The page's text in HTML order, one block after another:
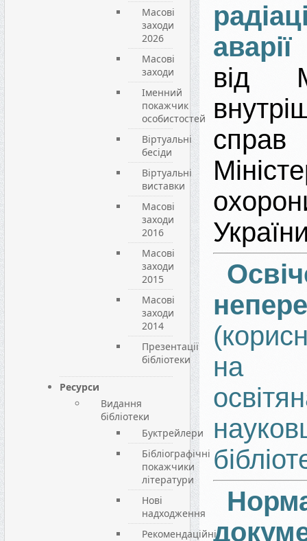
Масові
заходи
2026
Масові
заходи
Іменний
покажчик
особистостей
Віртуальні
бесіди
Віртуальні
виставки
Масові
заходи
2016
Масові
заходи
2015
Масові
заходи
2014
Презентації
бібліотеки
Ресурси
Видання
бібліотеки
Буктрейлери
Бібліографічні
покажчики
літератури
Нові
надходження
Рекомендаційні
аварії
від
на